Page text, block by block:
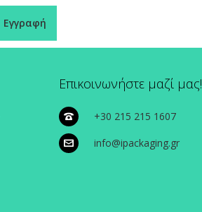
Εγγραφή
Επικοινωνήστε μαζί μας!
+30 215 215 1607
info@ipackaging.gr